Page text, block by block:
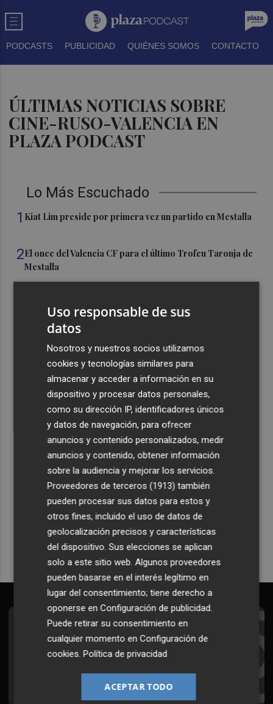
PODCASTS PUBLICIDAD QUIÉNES SOMOS CONTACTO
ÚLTIMAS NOTICIAS SOBRE
CINE-RUSO-VALENCIA EN
PLAZA PODCAST
Lo Más Escuchado
1 Kiat Lim preside por primera vez un partido en Mestalla
2El once del Valencia CF para el último Trofeu Taronja de
Mestalla
el día del eclipse
queremos ver en la Liga”
Ocho helicópteros, un avión y más de 100 brigadas se
movilizan en Moratalla por un incendio forestal
Recibe toda la actualidad de
Plaza Podcast en tu correo
Quiero suscribirme
Suscríbete al Boletín
Todos los días a primera hora en tu email
Uso responsable de sus
datos
Nosotros y nuestros socios utilizamos
cookies y tecnologías similares para
almacenar y acceder a información en su
dispositivo y procesar datos personales,
como su dirección IP, identificadores únicos
y datos de navegación, para ofrecer
anuncios y contenido personalizados, medir
anuncios y contenido, obtener información
sobre la audiencia y mejorar los servicios.
Proveedores de terceros (1913) también
pueden procesar sus datos para estos y
otros fines, incluido el uso de datos de
geolocalización precisos y características
del dispositivo. Sus elecciones se aplican
solo a este sitio web. Algunos proveedores
pueden basarse en el interés legítimo en
lugar del consentimiento; tiene derecho a
oponerse enConfiguración de publicidad.
Puede retirar su consentimiento en
cualquier momento enConfiguración de
cookies.Política de privacidad
ACEPTAR TODO